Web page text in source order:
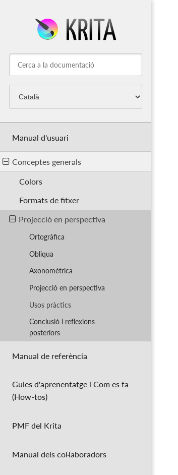
Manual d'usuari
Conceptes generals
Colors
Formats de fitxer
Projecció en perspectiva
Ortogràfica
Obliqua
Axonomètrica
Projecció en perspectiva
Usos pràctics
Conclusió i reflexions
posteriors
Manual de referència
Guies d'aprenentatge i Com es fa
(How-tos)
PMF del Krita
Manual dels col·laboradors